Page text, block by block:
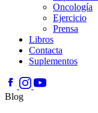
Oncología
Ejercicio
Prensa
Libros
Contacta
Suplementos
Blog